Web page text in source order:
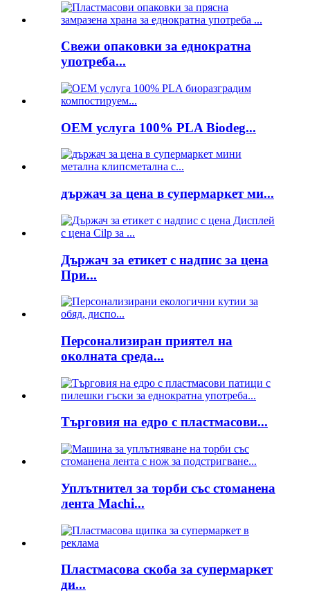
Свежи опаковки за еднократна
употреба...
OEM услуга 100% PLA Biodeg...
държач за цена в супермаркет ми...
Държач за етикет с надпис за цена
При...
Персонализиран приятел на
околната среда...
Търговия на едро с пластмасови...
Уплътнител за торби със стоманена
лента Machi...
Пластмасова скоба за супермаркет
ди...